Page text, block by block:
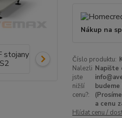
Nákup na
Číslo produktu:
Nalezli
jste
nižší
cenu?:
Napište
a cenu
Hlídat cenu /